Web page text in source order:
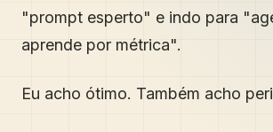
"prompt esperto" e indo para
aprende por métrica".
Eu acho ótimo. Também acho